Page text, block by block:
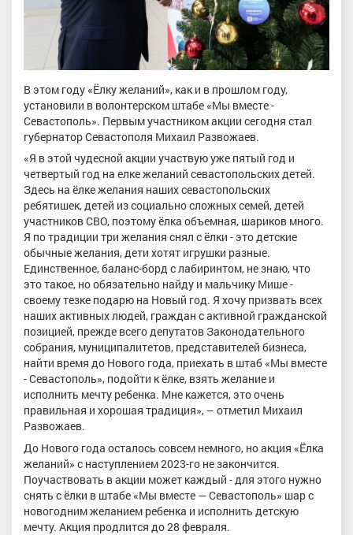
В этом году «Ёлку желаний», как и в прошлом году,
установили в волонтерском штабе «Мы вместе -
Севастополь». Первым участником акции сегодня стал
губернатор Севастополя Михаил Развожаев.
«Я в этой чудесной акции участвую уже пятый год и
четвертый год на елке желаний севастопольских детей.
Здесь на ёлке желания наших севастопольских
ребятишек, детей из социально сложных семей, детей
участников СВО, поэтому ёлка объемная, шариков много.
Я по традиции три желания снял с ёлки - это детские
обычные желания, дети хотят игрушки разные.
Единственное, баланс-борд с лабиринтом, не знаю, что
это такое, но обязательно найду и мальчику Мише -
своему тезке подарю на Новый год. Я хочу призвать всех
наших активных людей, граждан с активной гражданской
позицией, прежде всего депутатов Законодательного
собрания, муниципалитетов, представителей бизнеса,
найти время до Нового года, приехать в штаб «Мы вместе
- Севастополь», подойти к ёлке, взять желание и
исполнить мечту ребенка. Мне кажется, это очень
правильная и хорошая традиция», – отметил Михаил
Развожаев.
До Нового года осталось совсем немного, но акция «Ёлка
желаний» с наступлением 2023-го не закончится.
Поучаствовать в акции может каждый - для этого нужно
снять с ёлки в штабе «Мы вместе — Севастополь» шар с
новогодним желанием ребенка и исполнить детскую
мечту. Акция продлится до 28 февраля.